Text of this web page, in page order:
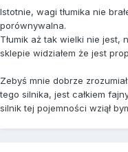
Istotnie, wagi tłumika nie
porównywalna.
Tłumik aż tak wielki nie jest,
sklepie widziałem że jest
Zebyś mnie dobrze
tego silnika, jest całkiem
silnik tej pojemności wziął